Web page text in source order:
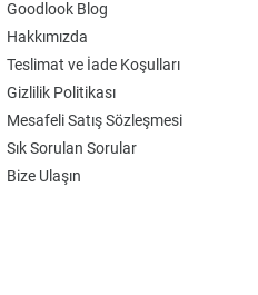
Goodlook Blog
Hakkımızda
Teslimat ve İade Koşulları
Gizlilik Politikası
Mesafeli Satış Sözleşmesi
Sık Sorulan Sorular
Bize Ulaşın